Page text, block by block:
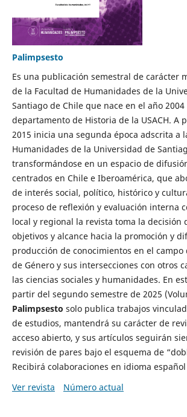
Palimpsesto
Es una publicación semestral de carácter
de la Facultad de Humanidades de la
Santiago de Chile que nace en el año 2004
departamento de Historia de la USACH. A
2015 inicia una segunda época adscrita a
Humanidades de la Universidad de
transformándose en un espacio de
centrados en Chile e Iberoamérica, que
de interés social, político, histórico y
proceso de reflexión y evaluación interna
local y regional la revista toma la decisión
objetivos y alcance hacia la promoción y
producción de conocimientos en el campo
de Género y sus intersecciones con otros
las ciencias sociales y humanidades. En
partir del segundo semestre de 2025
Palimpsesto solo publica trabajos
de estudios, mantendrá su carácter de
acceso abierto, y sus artículos seguirán
revisión de pares bajo el esquema de
Recibirá colaboraciones en idioma
Ver revista
Número actual